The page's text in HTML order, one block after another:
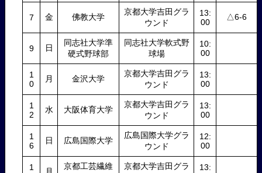
7 金 佛教大学
京都大学吉田グラ
ウンド
13:
00
△6-6
9 日
同志社大学準
硬式野球部
同志社大学軟式野
球場
10:
00
1
0
月 金沢大学
京都大学吉田グラ
ウンド
13:
00
1
2
水 大阪体育大学
京都大学吉田グラ
ウンド
13:
00
1
6
日 広島国際大学
広島国際大学グラ
ウンド
12:
00
1
京都工芸繊維
京都大学吉田グラ
13: